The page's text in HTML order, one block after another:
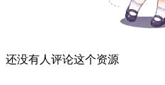
还没有人评论这个资源